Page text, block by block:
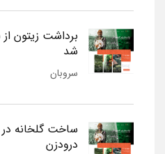
برداشت زیتون از
شد
سروبان
ساخت گلخانه
درودزن